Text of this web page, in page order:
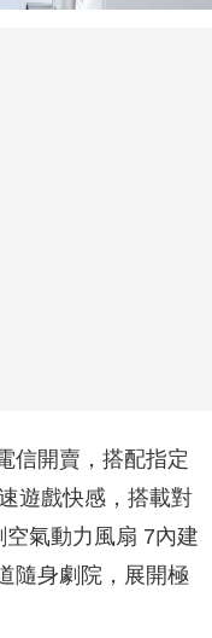
信開賣，搭配指定
遊戲快感，搭載對
氣動力風扇 7內建
隨身劇院，展開極